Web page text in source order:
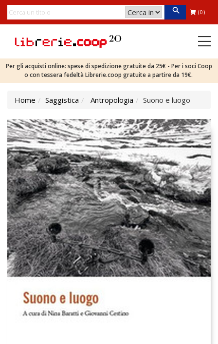
(0)
Per gli acquisti online: spese di spedizione gratuite da 25€ - Per i soci Coop
o con tessera fedeltà Librerie.coop gratuite a partire da 19€.
Home Saggistica Antropologia Suono e luogo